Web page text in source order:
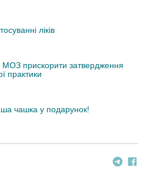
ліків
прискорити затвердження
практики
чашка у подарунок!